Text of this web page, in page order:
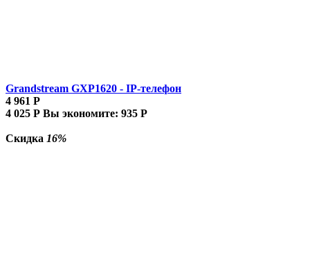
Grandstream GXP1620 - IP-телефон
4 961 Р
4 025 Р Вы экономите: 935 Р
Скидка 16%